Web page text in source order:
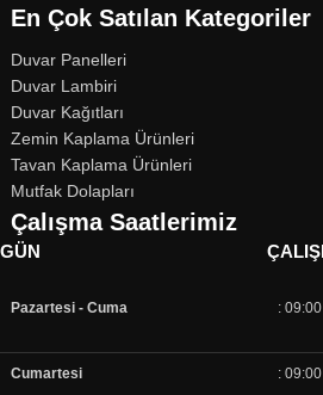
En Çok Satılan Kategoriler
Duvar Panelleri
Duvar Lambiri
Duvar Kağıtları
Zemin Kaplama Ürünleri
Tavan Kaplama Ürünleri
Mutfak Dolapları
Çalışma Saatlerimiz
GÜN
Pazartesi - Cuma :
Cumartesi :